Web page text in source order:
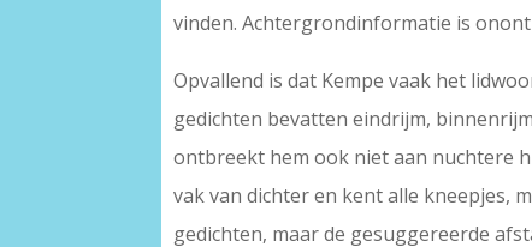
vinden. Achtergrondinformatie is
Opvallend is dat Kempe vaak het
gedichten bevatten eindrijm,
ontbreekt hem ook niet aan nuchtere
vak van dichter en kent alle kneepjes,
gedichten, maar de gesuggereerde